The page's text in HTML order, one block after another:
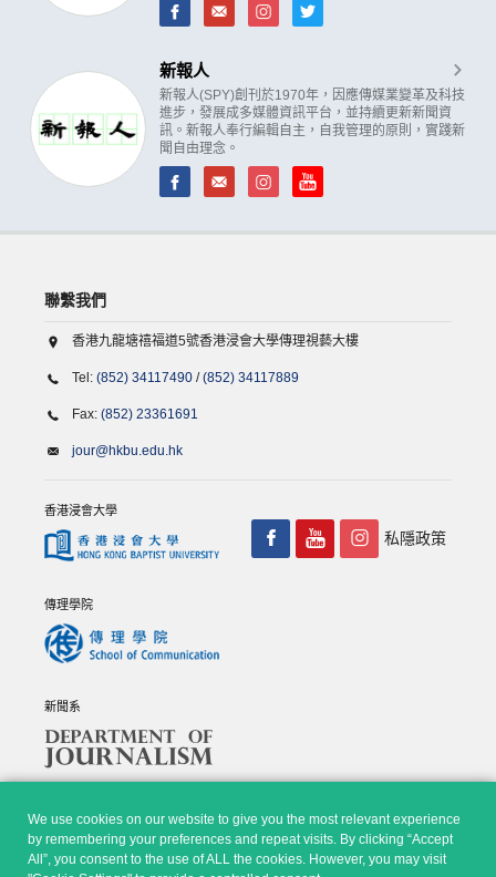
新報人
新報人(SPY)創刊於1970年，因應傳媒業變革及科技
進步，發展成多媒體資訊平台，並持續更新新聞資
訊。新報人奉行編輯自主，自我管理的原則，實踐新
聞自由理念。
We use cookies on our website to give you the most relevant experience
by remembering your preferences and repeat visits. By clicking “Accept
All”, you consent to the use of ALL the cookies. However, you may visit
聯繫我們
香港九龍塘禧福道5號香港浸會大學傳理視藝大樓
Tel: (852) 34117490 /(852) 34117889
Fax: (852) 23361691
jour@hkbu.edu.hk
香港浸會大學
傳理學院
新聞系
私隱政策
© Copyright 2026 - 香港浸會大學傳理學院, 新聞系 |Privacy